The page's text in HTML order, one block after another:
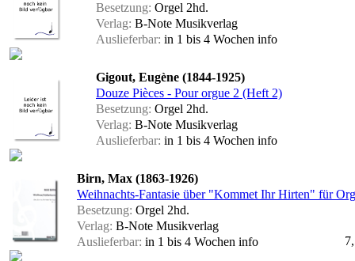
Besetzung: Orgel 2hd.
Verlag: B-Note Musikverlag
Auslieferbar: in 1 bis 4 Wochen info
Gigout, Eugène (1844-1925)
Douze Pièces - Pour orgue 2 (Heft 2)
Besetzung: Orgel 2hd.
Verlag: B-Note Musikverlag
Auslieferbar: in 1 bis 4 Wochen info
Birn, Max (1863-1926)
Weihnachts-Fantasie über "Kommet Ihr Hirten" für
Besetzung: Orgel 2hd.
Verlag: B-Note Musikverlag
Auslieferbar: in 1 bis 4 Wochen info